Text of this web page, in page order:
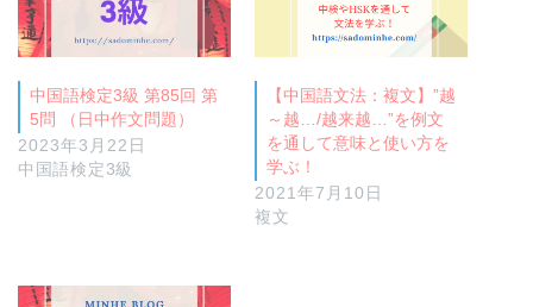
中国語検定3級 第85回 第
5問 （日中作文問題）
2023年3月22日
中国語検定3級
【中国語文法：複文】”越
～越…/越来越…”を例文
を通して意味と使い方を
学ぶ！
2021年7月10日
複文